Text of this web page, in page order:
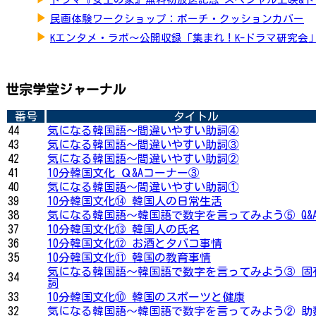
▶ 民画体験ワークショップ：ポーチ・クッションカバー
▶ Kエンタメ・ラボ～公開収録「集まれ！K-ドラマ研究会
世宗学堂ジャーナル
番号
タイトル
44
気になる韓国語〜間違いやすい助詞④
43
気になる韓国語〜間違いやすい助詞③
42
気になる韓国語〜間違いやすい助詞②
41
10分韓国文化 Ｑ&Aコーナー③
40
気になる韓国語〜間違いやすい助詞①
39
10分韓国文化⑭ 韓国人の日常生活
38
気になる韓国語〜韓国語で数字を言ってみよう⑤
37
10分韓国文化⑬ 韓国人の氏名
36
10分韓国文化⑫ お酒とタバコ事情
35
10分韓国文化⑪ 韓国の教育事情
34
気になる韓国語〜韓国語で数字を言ってみよう③ 固
詞
33
10分韓国文化⑩ 韓国のスポーツと健康
32
気になる韓国語〜韓国語で数字を言ってみよう② 助